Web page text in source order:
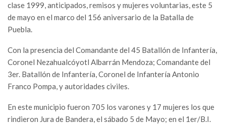
clase 1999, anticipados, remisos y mujeres voluntarias, este 5
de mayo en el marco del 156 aniversario de la Batalla de
Puebla.
Con la presencia del Comandante del 45 Batallón de Infantería,
Coronel Nezahualcóyotl Albarrán Mendoza; Comandante del
3er. Batallón de Infantería, Coronel de Infantería Antonio
Franco Pompa, y autoridades civiles.
En este municipio fueron 705 los varones y 17 mujeres los que
rindieron Jura de Bandera, el sábado 5 de Mayo; en el 1er/B.I.